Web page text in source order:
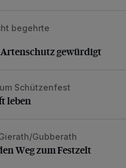
gewürdigt
begehrte
gewürdigt
lebenSchützenfest
leben
Weg zum Festzelt
Gubberath
Weg zum Festzelt